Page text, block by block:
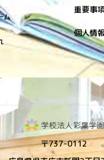
ム
重要事
個人情
〒737-0112